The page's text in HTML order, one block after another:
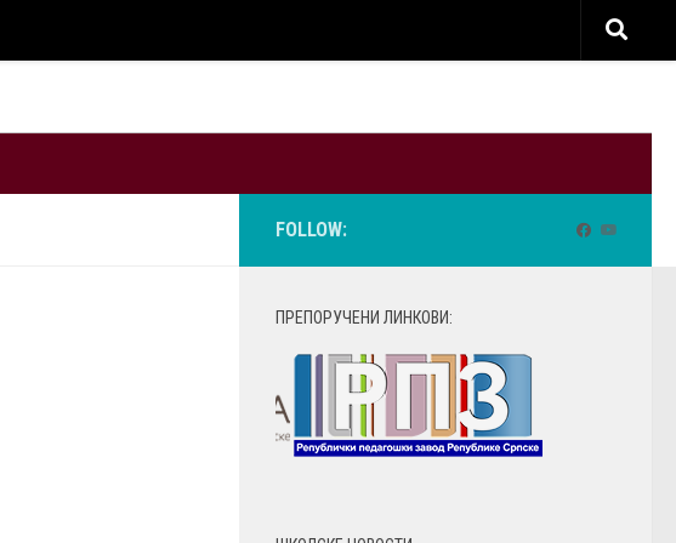
FOLLOW:
ПРЕПОРУЧЕНИ ЛИНКОВИ: